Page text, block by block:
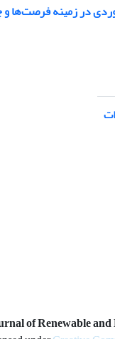
در زمینه فرصت‌ها
of Renewable